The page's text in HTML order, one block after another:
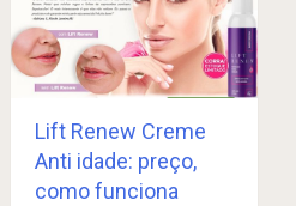
Lift Renew Creme
Anti idade: preço,
como funciona